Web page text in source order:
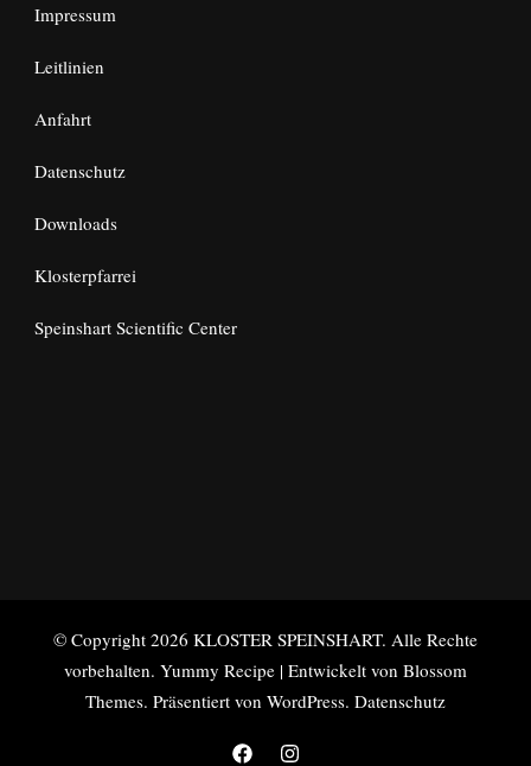
Impressum
Leitlinien
Anfahrt
Datenschutz
Downloads
Klosterpfarrei
Speinshart Scientific Center
© Copyright 2026 KLOSTER SPEINSHART. Alle Rechte
vorbehalten. Yummy Recipe | Entwickelt von Blossom
Themes. Präsentiert von WordPress. Datenschutz